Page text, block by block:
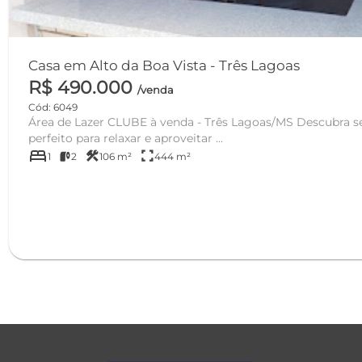
Casa em Alto da Boa Vista - Três Lagoas
R$ 490.000 /venda
Cód: 6049
Área de Lazer CLUBE à venda - Três Lagoas/MS Descubra seu refúgio particular,
perfeito para relaxar e aproveitar ...
bed1 2 construction106 m² fullscreen444 m²